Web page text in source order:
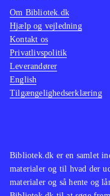
Bibliotek.dk er en samlet
materialer og til hvad der
materialer og så hente og
Om Bibliotek.dk
Hjælp og vejledning
Kontakt os
Privatlivspolitik
Leverandører
English
Tilgængelighedserklæring